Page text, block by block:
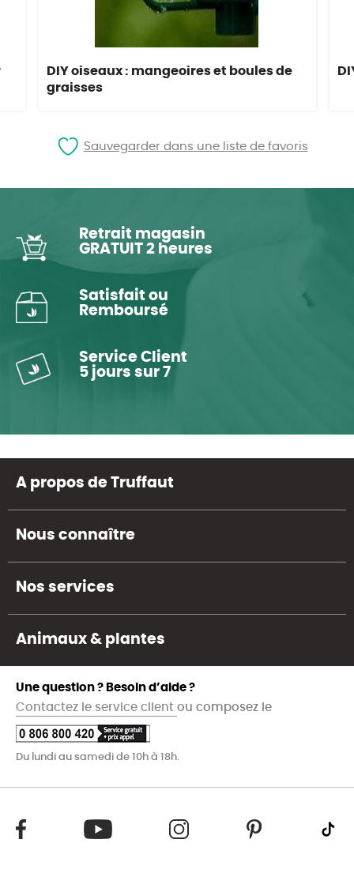
Sauvegarder dans une liste de favoris
DIY oiseaux : mangeoires et boules de
graisses
Retrait magasin
GRATUIT 2 heures
Satisfait ou
Remboursé
Service Client
5 jours sur 7
A propos de Truffaut
Nous connaître
Nos services
Animaux & plantes
Une question ? Besoin d’aide ?
Contactez le service client ou composez le
Du lundi au samedi de 10h à 18h.